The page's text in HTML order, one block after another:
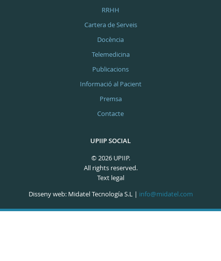
RRHH
Cartera de Serveis
Docència
Telemedicina
Publicacions
Informació al Pacient
Premsa
Contacte
UPIIP SOCIAL
© 2026 UPIIP.
All rights reserved.
Text legal
Disseny web: Midatel Tecnología S.L | info@midatel.com